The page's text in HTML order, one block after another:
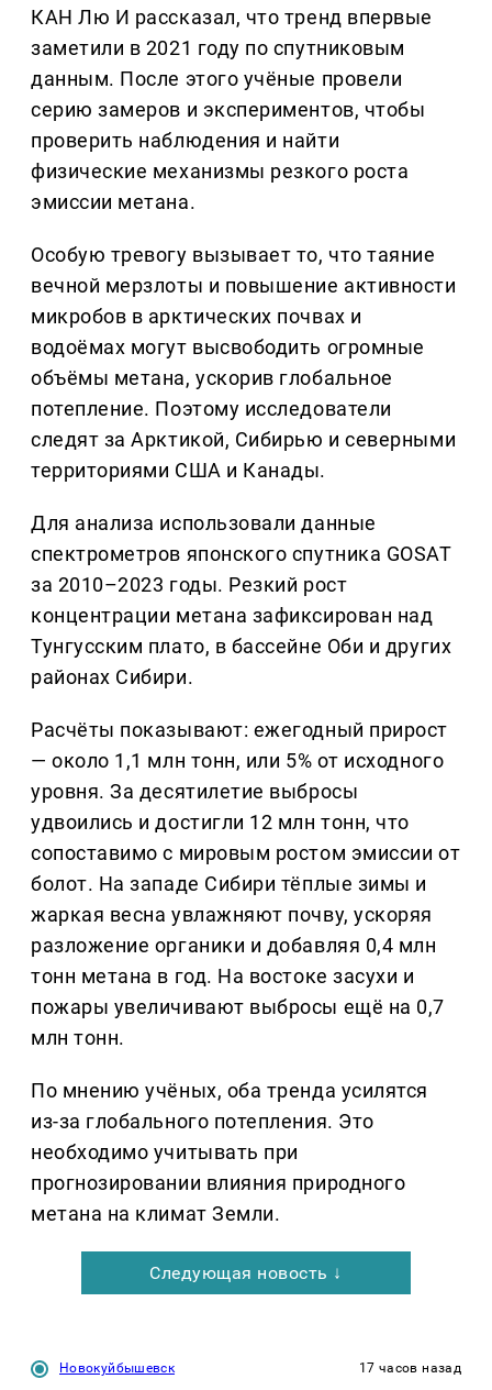
КАН Лю И рассказал, что тренд впервые
заметили в 2021 году по спутниковым
данным. После этого учёные провели
серию замеров и экспериментов, чтобы
проверить наблюдения и найти
физические механизмы резкого роста
эмиссии метана.
Особую тревогу вызывает то, что таяние
вечной мерзлоты и повышение активности
микробов в арктических почвах и
водоёмах могут высвободить огромные
объёмы метана, ускорив глобальное
потепление. Поэтому исследователи
следят за Арктикой, Сибирью и северными
территориями США и Канады.
Для анализа использовали данные
спектрометров японского спутника GOSAT
за 2010–2023 годы. Резкий рост
концентрации метана зафиксирован над
Тунгусским плато, в бассейне Оби и других
районах Сибири.
Расчёты показывают: ежегодный прирост
— около 1,1 млн тонн, или 5% от исходного
уровня. За десятилетие выбросы
удвоились и достигли 12 млн тонн, что
сопоставимо с мировым ростом эмиссии от
болот. На западе Сибири тёплые зимы и
жаркая весна увлажняют почву, ускоряя
разложение органики и добавляя 0,4 млн
тонн метана в год. На востоке засухи и
пожары увеличивают выбросы ещё на 0,7
млн тонн.
По мнению учёных, оба тренда усилятся
из-за глобального потепления. Это
необходимо учитывать при
прогнозировании влияния природного
метана на климат Земли.
Следующая новость ↓
Новокуйбышевск 17 часов назад